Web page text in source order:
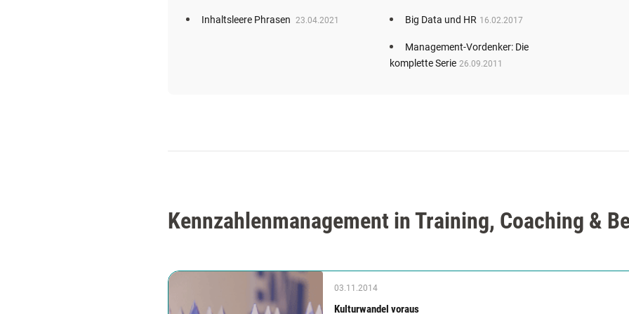
Inhaltsleere Phrasen 23.04.2021 Big Data und HR 16.02.2017
Management-Vordenker: Die
komplette Serie 26.09.2011
Kennzahlenmanagement in Training, Coaching &
03.11.2014
Kulturwandel voraus